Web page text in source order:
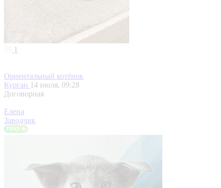
1
Ориентальный котёнок
Курган 14 июля, 09:28
Договорная
Елена
Заводчик